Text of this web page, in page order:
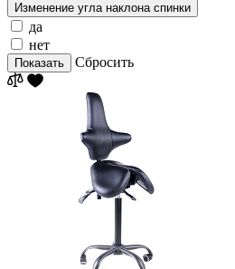
Изменение угла наклона спинки
да
нет
Показать Сбросить